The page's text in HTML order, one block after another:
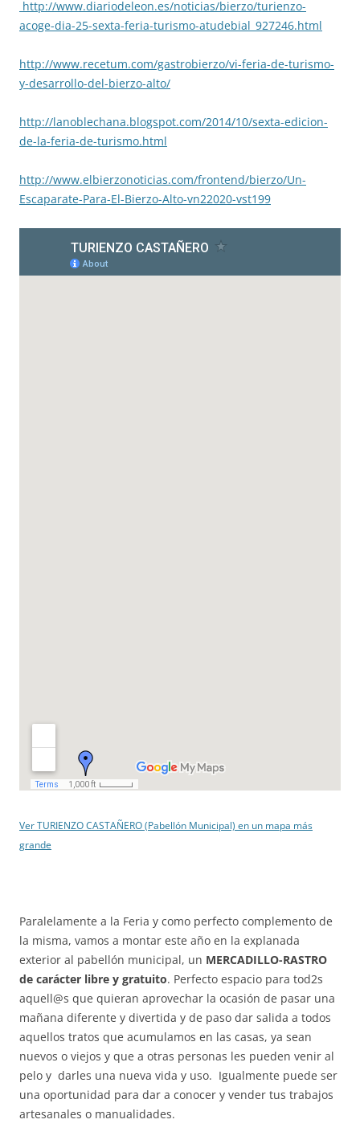
http://www.diariodeleon.es/noticias/bierzo/turienzo-
acoge-dia-25-sexta-feria-turismo-atudebial_927246.html
http://www.recetum.com/gastrobierzo/vi-feria-de-turismo-
y-desarrollo-del-bierzo-alto/
http://lanoblechana.blogspot.com/2014/10/sexta-edicion-
de-la-feria-de-turismo.html
http://www.elbierzonoticias.com/frontend/bierzo/Un-
Escaparate-Para-El-Bierzo-Alto-vn22020-vst199
Ver TURIENZO CASTAÑERO (Pabellón Municipal) en un mapa más
grande
Paralelamente a la Feria y como perfecto complemento de
la misma, vamos a montar este año en la explanada
exterior al pabellón municipal, un MERCADILLO-RASTRO
de carácter libre y gratuito. Perfecto espacio para tod2s
aquell@s que quieran aprovechar la ocasión de pasar una
mañana diferente y divertida y de paso dar salida a todos
aquellos tratos que acumulamos en las casas, ya sean
nuevos o viejos y que a otras personas les pueden venir al
pelo y darles una nueva vida y uso. Igualmente puede ser
una oportunidad para dar a conocer y vender tus trabajos
artesanales o manualidades.